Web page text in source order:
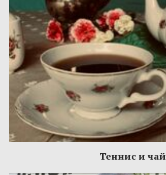
Теннис и чай